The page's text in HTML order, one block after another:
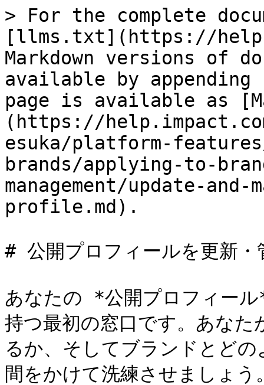
> For the complete
[llms.txt](https://
Markdown versions of
available by
page is available as
(https://
esuka/platform-
brands/applying-to-
management/update-
profile.md).
# 公開プロフィールを更新・
あなたの *公開プロフィー
持つ最初の窓口です。あな
るか、そしてブランドとど
間をかけて洗練させましょ